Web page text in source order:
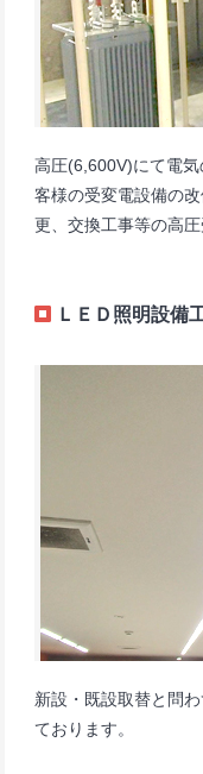
高圧(6,600V)にて電
客様の受変電設備の
更、交換工事等の高
ＬＥＤ照明設備
新設・既設取替と問
ております。